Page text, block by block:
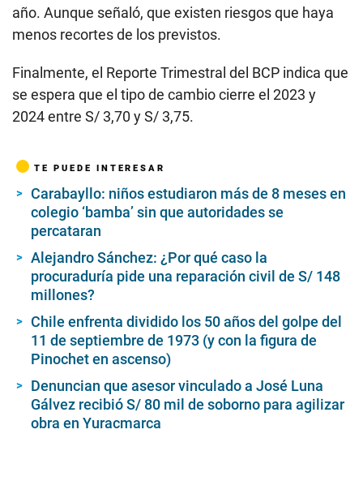
año. Aunque señaló, que existen riesgos que haya
menos recortes de los previstos.
Finalmente, el Reporte Trimestral del BCP indica que
se espera que el tipo de cambio cierre el 2023 y
2024 entre S/ 3,70 y S/ 3,75.
TE PUEDE INTERESAR
Carabayllo: niños estudiaron más de 8 meses en
colegio ‘bamba’ sin que autoridades se
percataran
Alejandro Sánchez: ¿Por qué caso la
procuraduría pide una reparación civil de S/ 148
millones?
Chile enfrenta dividido los 50 años del golpe del
11 de septiembre de 1973 (y con la figura de
Pinochet en ascenso)
Denuncian que asesor vinculado a José Luna
Gálvez recibió S/ 80 mil de soborno para agilizar
obra en Yuracmarca